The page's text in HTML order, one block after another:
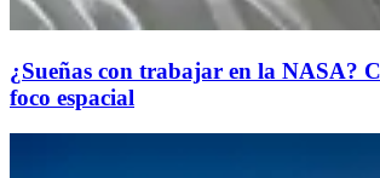
¿Sueñas con trabajar en la NASA?
foco espacial